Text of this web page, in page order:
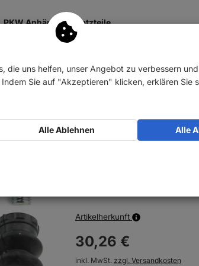
PKW Anhänger Ersatzteile
AUTOFREN
Führungsbolzen
Artikelherkunft
30,26 €
inkl. MwSt. zzgl. Versandkosten
die uns helfen, unser Angebot zu verbessern
Sie auf "Akzeptieren" klicken, erklären Sie
Alle Ablehnen Alle